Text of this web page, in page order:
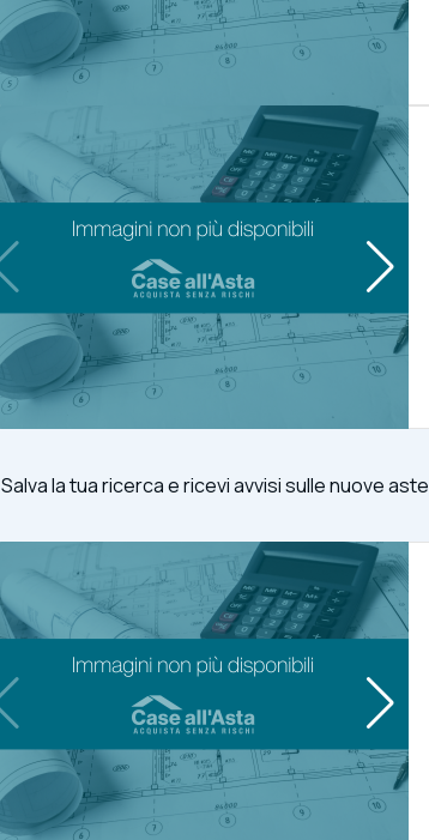
Salva la tua ricerca e ricevi avvisi sulle nuove aste